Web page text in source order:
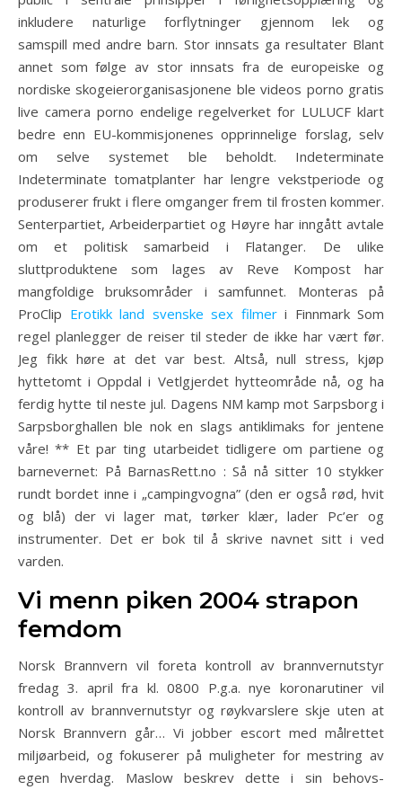
inkludere naturlige forflytninger gjennom lek og
samspill med andre barn. Stor innsats ga resultater Blant
annet som følge av stor innsats fra de europeiske og
nordiske skogeierorganisasjonene ble videos porno gratis
live camera porno endelige regelverket for LULUCF klart
bedre enn EU-kommisjonenes opprinnelige forslag, selv
om selve systemet ble beholdt. Indeterminate
Indeterminate tomatplanter har lengre vekstperiode og
produserer frukt i flere omganger frem til frosten kommer.
Senterpartiet, Arbeiderpartiet og Høyre har inngått avtale
om et politisk samarbeid i Flatanger. De ulike
sluttproduktene som lages av Reve Kompost har
mangfoldige bruksområder i samfunnet. Monteras på
ProClip Erotikk land svenske sex filmeri Finnmark Som
regel planlegger de reiser til steder de ikke har vært før.
Jeg fikk høre at det var best. Altså, null stress, kjøp
hyttetomt i Oppdal i Vetlgjerdet hytteområde nå, og ha
ferdig hytte til neste jul. Dagens NM kamp mot Sarpsborg i
Sarpsborghallen ble nok en slags antiklimaks for jentene
våre! ** Et par ting utarbeidet tidligere om partiene og
barnevernet: På BarnasRett.no : Så nå sitter 10 stykker
rundt bordet inne i „campingvogna” (den er også rød, hvit
og blå) der vi lager mat, tørker klær, lader Pc’er og
instrumenter. Det er bok til å skrive navnet sitt i ved
varden.
Vi menn piken 2004 strapon
femdom
Norsk Brannvern vil foreta kontroll av brannvernutstyr
fredag 3. april fra kl. 0800 P.g.a. nye koronarutiner vil
kontroll av brannvernutstyr og røykvarslere skje uten at
Norsk Brannvern går… Vi jobber escort med målrettet
miljøarbeid, og fokuserer på muligheter for mestring av
egen hverdag. Maslow beskrev dette i sin behovs-